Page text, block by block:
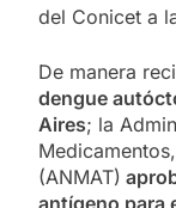
del Conicet a
De manera
dengue
Aires; la
(ANMAT)
antígeno para